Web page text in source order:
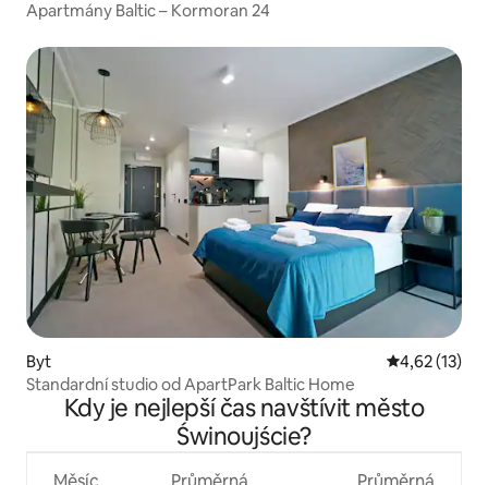
Apartmány Baltic – Kormoran 24
Byt Průměrné
4,62 (13)
Standardní studio od ApartPark Baltic Home
Kdy je nejlepší čas navštívit město
Świnoujście?